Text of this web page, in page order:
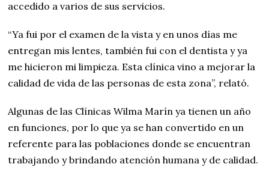
accedido a varios de sus servicios.
“Ya fui por el examen de la vista y en unos días me
entregan mis lentes, también fui con el dentista y ya
me hicieron mi limpieza. Esta clínica vino a mejorar la
calidad de vida de las personas de esta zona”, relató.
Algunas de las Clínicas Wilma Marín ya tienen un año
en funciones, por lo que ya se han convertido en un
referente para las poblaciones donde se encuentran
trabajando y brindando atención humana y de calidad.